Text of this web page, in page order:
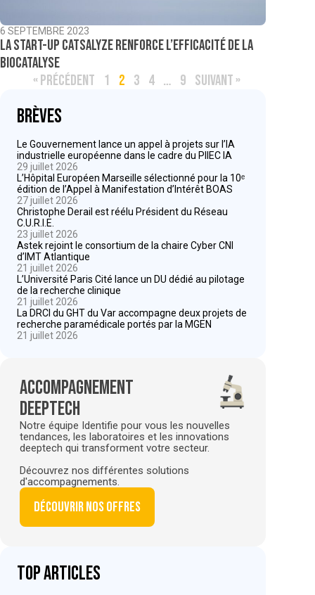
6 SEPTEMBRE 2023
La start-up Catsalyze renforce l’efficacité de la
biocatalyse
« PRÉCÉDENT 1 2 3 4 … 9 SUIVANT »
Brèves
Le Gouvernement lance un appel à projets sur l’IA
industrielle européenne dans le cadre du PIIEC IA
29 juillet 2026
L’Hôpital Européen Marseille sélectionné pour la 10ᵉ
édition de l’Appel à Manifestation d’Intérêt BOAS
27 juillet 2026
Christophe Derail est réélu Président du Réseau
C.U.R.I.E.
23 juillet 2026
Astek rejoint le consortium de la chaire Cyber CNI
d’IMT Atlantique
21 juillet 2026
L’Université Paris Cité lance un DU dédié au pilotage
de la recherche clinique
21 juillet 2026
La DRCI du GHT du Var accompagne deux projets de
recherche paramédicale portés par la MGEN
21 juillet 2026
Accompagnement
deeptech
Notre équipe Identifie pour vous les nouvelles
tendances, les laboratoires et les innovations
deeptech qui transforment votre secteur.
Découvrez nos différentes solutions
d'accompagnements.
Découvrir nos offres
Top articles